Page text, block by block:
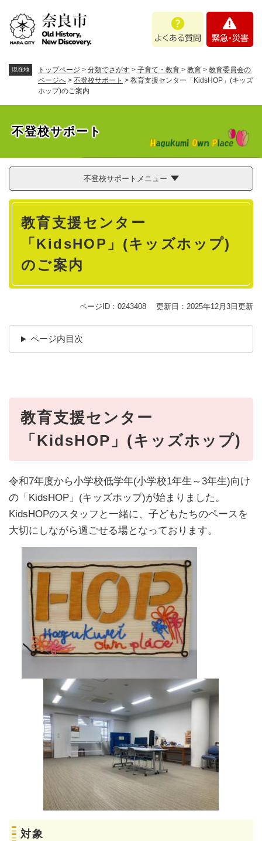
。
あ
問
・
現在地 トップページ > 分類でさがす > 子育て・教育 > 教育 > 教育委員会の
ページへ > 不登校サポート > 教育支援センター「KidsHOP」(キッズ
ホップ)のご案内
不登校サポート
不登校サポートメニュー
本
教育支援センター
「KidsHOP」(キッズホップ)
のご案内
ページID：0243408 更新日：2025年12月3日更新
ページ内目次
教育支援センター
「KidsHOP」(キッズホップ)
令和7年度から小学校低学年(小学校1年生～3年生)向け
の「KidsHOP」(キッズホップ)が始まりました。
KidsHOPのスタッフと一緒に、子どもたちのペースを
大切にしながら過ごせる場となっております。
対象